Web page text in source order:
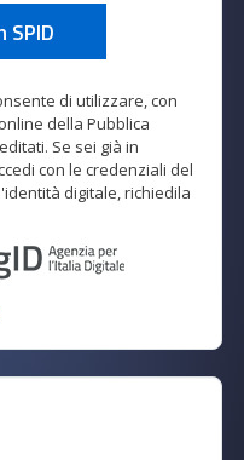
SPID
di utilizzare, con
della Pubblica
Se sei già in
con le credenziali del
digitale, richiedila